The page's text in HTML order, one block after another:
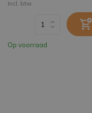
Incl. btw
Op voorraad